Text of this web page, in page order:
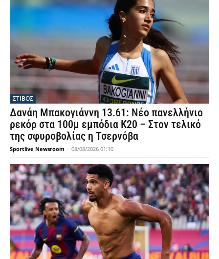
ΣΤΙΒΟΣ
Δανάη Μπακογιάννη 13.61: Νέο πανελλήνιο
ρεκόρ στα 100μ εμπόδια Κ20 – Στον τελικό
της σφυροβολίας η Τσερνόβα
Sportlive Newsroom - 08/08/2026 01:10